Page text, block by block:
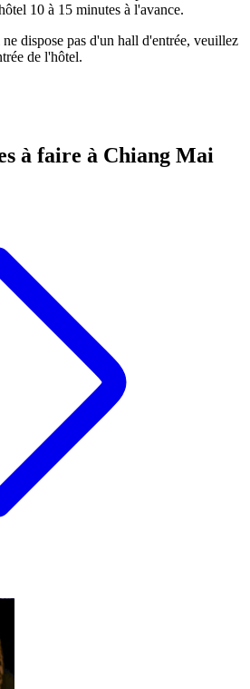
10 à 15 minutes à l'avance.
dispose pas d'un hall d'entrée, veuillez
de l'hôtel.
à faire à Chiang Mai